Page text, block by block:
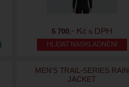
5 700,- Kč s DPH
HLÍDAT NASKLADNĚNÍ
MEN'S TRAIL-SERIES RAIN
JACKET